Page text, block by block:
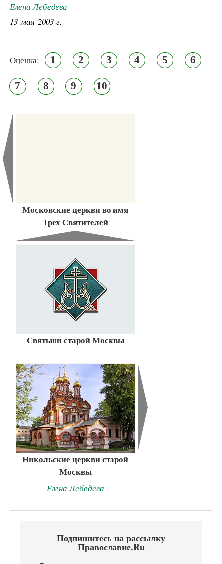
Елена Лебедева
13 мая 2003 г.
Оценка: 1 2 3 4 5 6
7 8 9 10
Московские церкви во имя
Трех Святителей
Святыни старой Москвы
Никольские церкви старой
Москвы
Елена Лебедева
Подпишитесь на рассылку
Православие.Ru